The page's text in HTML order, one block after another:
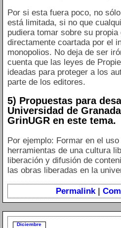
Por si esta fuera poco, no
está limitada, si no que
pudiera tomar sobre su
directamente coartada por el
monopolios. No deja de ser
cuenta que las leyes de
ideadas para proteger a los
parte de los editores.
5) Propuestas para
Universidad de
GrinUGR en este tema.
Por ejemplo: Formar en el
herramientas de una cultura
liberación y difusión de
las obras liberadas en la
Permalink|
Diciembre